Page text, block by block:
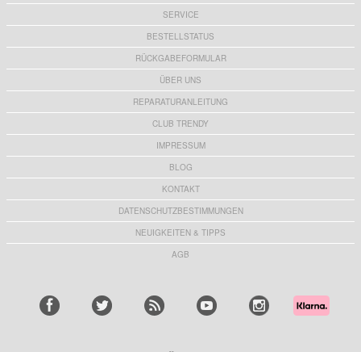
SERVICE
BESTELLSTATUS
RÜCKGABEFORMULAR
ÜBER UNS
REPARATURANLEITUNG
CLUB TRENDY
IMPRESSUM
BLOG
KONTAKT
DATENSCHUTZBESTIMMUNGEN
NEUIGKEITEN & TIPPS
AGB